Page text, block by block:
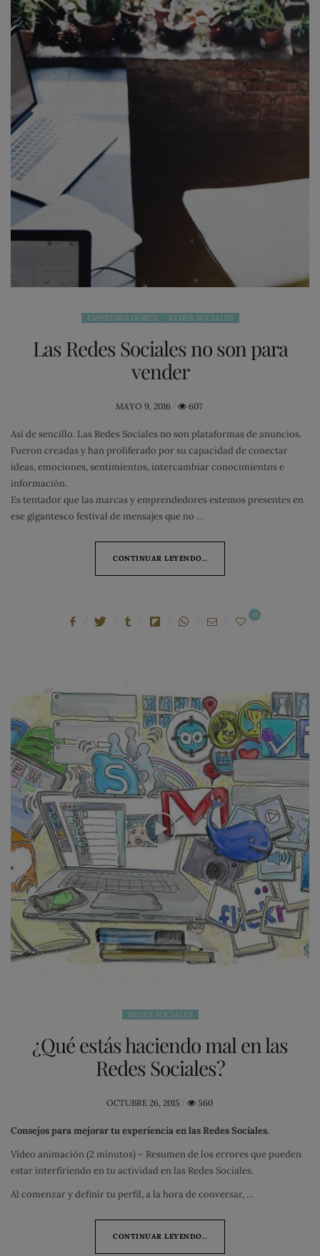
EMPRENDEDORES REDES SOCIALES
Las Redes Sociales no son para
vender
POSTED
MAYO 9, 2016 607
Así de sencillo. Las Redes Sociales no son plataformas de anuncios.
Fueron creadas y han proliferado por su capacidad de conectar
ideas, emociones, sentimientos, intercambiar conocimientos e
información.
Es tentador que las marcas y emprendedores estemos presentes en
ese gigantesco festival de mensajes que no …
CONTINUAR LEYENDO...
0
REDES SOCIALES
¿Qué estás haciendo mal en las
Redes Sociales?
POSTED
OCTUBRE 26, 2015 560
Consejos para mejorar tu experiencia en las Redes Sociales.
Vídeo animación (2 minutos) – Resumen de los errores que pueden
estar interfiriendo en tu actividad en las Redes Sociales.
Al comenzar y definir tu perfil, a la hora de conversar, …
CONTINUAR LEYENDO...